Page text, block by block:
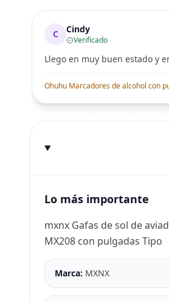
C Cindy
Verificado
Llego en muy buen estado y
Ohuhu Marcadores de alcohol con
Lo más importante
mxnx Gafas de sol de
MX208 con pulgadas Tipo
Marca: MXNX